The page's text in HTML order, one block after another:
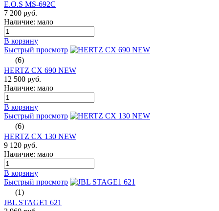
E.O.S MS-692C
7 200 руб.
Наличие: мало
В корзину
Быстрый просмотр
(6)
HERTZ CX 690 NEW
12 500 руб.
Наличие: мало
В корзину
Быстрый просмотр
(6)
HERTZ CX 130 NEW
9 120 руб.
Наличие: мало
В корзину
Быстрый просмотр
(1)
JBL STAGE1 621